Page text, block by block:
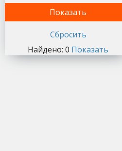
Найдено: 0 Показать